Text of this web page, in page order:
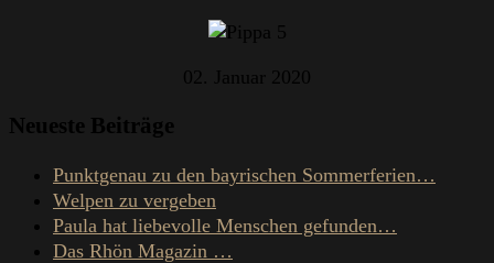
02. Januar 2020
Neueste Beiträge
Punktgenau zu den bayrischen Sommerferien…
Welpen zu vergeben
Paula hat liebevolle Menschen gefunden…
Das Rhön Magazin …